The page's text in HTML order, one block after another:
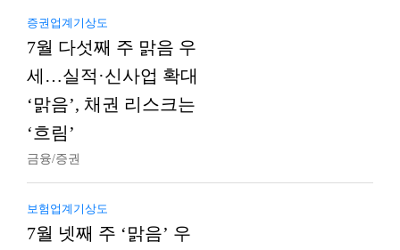
증권업계기상도
7월 다섯째 주 맑음 우
세…실적·신사업 확대
‘맑음’, 채권 리스크는
‘흐림’
금융/증권
보험업계기상도
7월 넷째 주 ‘맑음’ 우